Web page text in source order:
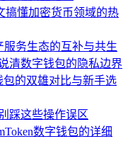
搞懂加密货币领域的热
服务生态的互补与共生
清数字钱包的隐私边界
包的双雄对比与新手选
踩这些操作误区
数字钱包的详细